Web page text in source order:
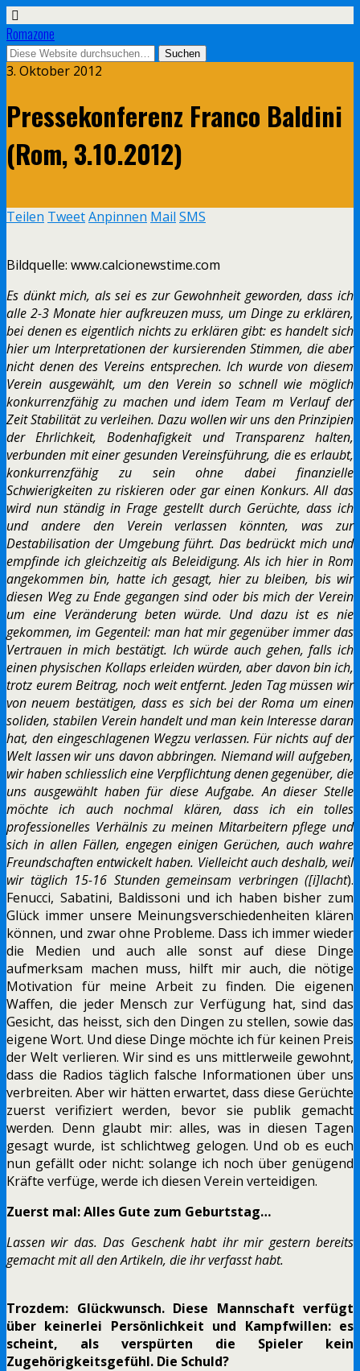
Romazone
3. Oktober 2012
Pressekonferenz Franco Baldini
(Rom, 3.10.2012)
Teilen TweetAnpinnen Mail SMS
Bildquelle: www.calcionewstime.com
Es dünkt mich, als sei es zur Gewohnheit geworden, dass ich
alle 2-3 Monate hier aufkreuzen muss, um Dinge zu erklären,
bei denen es eigentlich nichts zu erklären gibt: es handelt sich
hier um Interpretationen der kursierenden Stimmen, die aber
nicht denen des Vereins entsprechen. Ich wurde von diesem
Verein ausgewählt, um den Verein so schnell wie möglich
konkurrenzfähig zu machen und idem Team m Verlauf der
Zeit Stabilität zu verleihen. Dazu wollen wir uns den Prinzipien
der Ehrlichkeit, Bodenhafigkeit und Transparenz halten,
verbunden mit einer gesunden Vereinsführung, die es erlaubt,
konkurrenzfähig zu sein ohne dabei finanzielle
Schwierigkeiten zu riskieren oder gar einen Konkurs. All das
wird nun ständig in Frage gestellt durch Gerüchte, dass ich
und andere den Verein verlassen könnten, was zur
Destabilisation der Umgebung führt. Das bedrückt mich und
empfinde ich gleichzeitig als Beleidigung. Als ich hier in Rom
angekommen bin, hatte ich gesagt, hier zu bleiben, bis wir
diesen Weg zu Ende gegangen sind oder bis mich der Verein
um eine Veränderung beten würde. Und dazu ist es nie
gekommen, im Gegenteil: man hat mir gegenüber immer das
Vertrauen in mich bestätigt. Ich würde auch gehen, falls ich
einen physischen Kollaps erleiden würden, aber davon bin ich,
trotz eurem Beitrag, noch weit entfernt. Jeden Tag müssen wir
von neuem bestätigen, dass es sich bei der Roma um einen
soliden, stabilen Verein handelt und man kein Interesse daran
hat, den eingeschlagenen Wegzu verlassen. Für nichts auf der
Welt lassen wir uns davon abbringen. Niemand will aufgeben,
wir haben schliesslich eine Verpflichtung denen gegenüber, die
uns ausgewählt haben für diese Aufgabe. An dieser Stelle
möchte ich auch nochmal klären, dass ich ein tolles
professionelles Verhälnis zu meinen Mitarbeitern pflege und
sich in allen Fällen, engegen einigen Gerüchen, auch wahre
Freundschaften entwickelt haben. Vielleicht auch deshalb, weil
wir täglich 15-16 Stunden gemeinsam verbringen ([i]lacht).
Fenucci, Sabatini, Baldissoni und ich haben bisher zum
Glück immer unsere Meinungsverschiedenheiten klären
können, und zwar ohne Probleme. Dass ich immer wieder
die Medien und auch alle sonst auf diese Dinge
aufmerksam machen muss, hilft mir auch, die nötige
Motivation für meine Arbeit zu finden. Die eigenen
Waffen, die jeder Mensch zur Verfügung hat, sind das
Gesicht, das heisst, sich den Dingen zu stellen, sowie das
eigene Wort. Und diese Dinge möchte ich für keinen Preis
der Welt verlieren. Wir sind es uns mittlerweile gewohnt,
dass die Radios täglich falsche Informationen über uns
verbreiten. Aber wir hätten erwartet, dass diese Gerüchte
zuerst verifiziert werden, bevor sie publik gemacht
werden. Denn glaubt mir: alles, was in diesen Tagen
gesagt wurde, ist schlichtweg gelogen. Und ob es euch
nun gefällt oder nicht: solange ich noch über genügend
Kräfte verfüge, werde ich diesen Verein verteidigen.
Zuerst mal: Alles Gute zum Geburtstag…
Lassen wir das. Das Geschenk habt ihr mir gestern bereits
gemacht mit all den Artikeln, die ihr verfasst habt.
Trozdem: Glückwunsch. Diese Mannschaft verfügt
über keinerlei Persönlichkeit und Kampfwillen: es
scheint, als verspürten die Spieler kein
Zugehörigkeitsgefühl. Die Schuld?